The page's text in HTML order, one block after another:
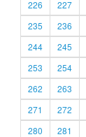
226
227
235
236
244
245
253
254
262
263
271
272
280
281